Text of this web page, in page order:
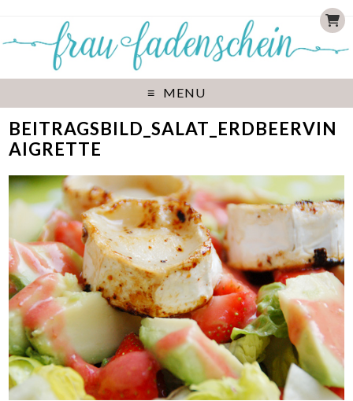
MENU
BEITRAGSBILD_SALAT_ERDBEERVIN
AIGRETTE